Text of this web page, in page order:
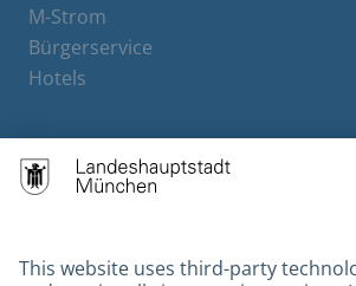
M-Strom
Bürgerservice
Hotels
Contact
Gebärdensprache